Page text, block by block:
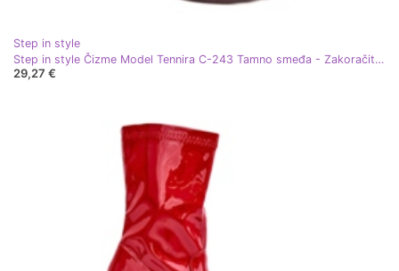
Step in style
Step in style Čizme Model Tennira C-243 Tamno smeđa - Zakoračite sa stilom
29,27 €